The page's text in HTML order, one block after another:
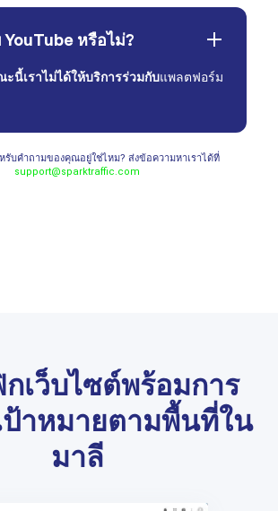
หรือไม่?
นี้เราไม่ได้ให้บริการร่วมกับแพลตฟอร์ม
รับคำถามของคุณอยู่ใช่ไหม? ส่งข้อความหาเราได้ที่
support@sparktraffic.com
เว็บไซต์พร้อมการ
าหมายตามพื้นที่ใน
มาลี